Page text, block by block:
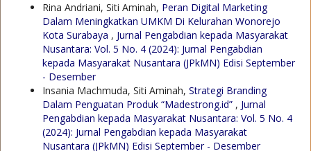
Rina Andriani, Siti Aminah, Peran Digital Marketing
Dalam Meningkatkan UMKM Di Kelurahan Wonorejo
Kota Surabaya , Jurnal Pengabdian kepada Masyarakat
Nusantara: Vol. 5 No. 4 (2024): Jurnal Pengabdian
kepada Masyarakat Nusantara (JPkMN) Edisi September
- Desember
Insania Machmuda, Siti Aminah, Strategi Branding
Dalam Penguatan Produk “Madestrong.id” , Jurnal
Pengabdian kepada Masyarakat Nusantara: Vol. 5 No. 4
(2024): Jurnal Pengabdian kepada Masyarakat
Nusantara (JPkMN) Edisi September - Desember